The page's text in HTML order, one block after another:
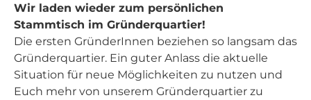
Wir laden wieder zum persönlichen
Stammtisch im Gründerquartier!
Die ersten GründerInnen beziehen so langsam das
Gründerquartier. Ein guter Anlass die aktuelle
Situation für neue Möglichkeiten zu nutzen und
Euch mehr von unserem Gründerquartier zu